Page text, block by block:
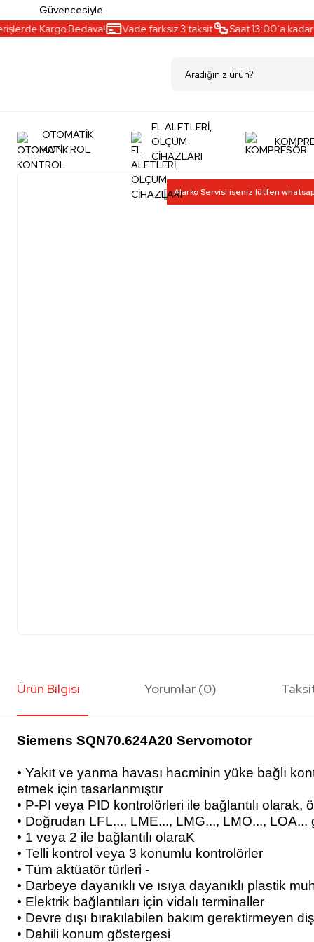
Güvencesiyle
Kargo Bedava! Vade farksız 3 taksit Saat 13:00’a kadar
OTOMATİK
KONTROL
EL ALETLERİ,
ÖLÇÜM
CİHAZLARI
Alarko Servisi iseniz lütfen
Ürün Bilgisi Yorumlar (0)
Siemens SQN70.624A20 Servomotor
• Yakıt ve yanma havası hacminin yüke bağlı
etmek için tasarlanmıştır
• P-PI veya PID kontrolörleri ile bağlantılı olarak,
• Doğrudan LFL..., LME..., LMG..., LMO...,
• 1 veya 2 ile bağlantılı olaraK
• Telli kontrol veya 3 konumlu kontrolörler
• Tüm aktüatör türleri -
• Darbeye dayanıklı ve ısıya dayanıklı plastik
• Elektrik bağlantıları için vidalı terminaller
• Devre dışı bırakılabilen bakım gerektirmeyen
• Dahili konum göstergesi